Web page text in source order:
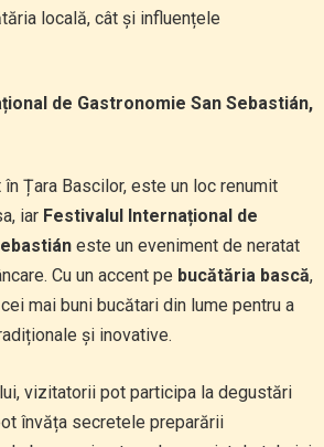
locală, cât și influențele
de Gastronomie San Sebastián,
Țara Bascilor, este un loc renumit
iar Festivalul Internațional de
este un eveniment de neratat
Cu un accent pe bucătăria bască,
mai buni bucătari din lume pentru a
și inovative.
vizitatorii pot participa la degustări
învăța secretele preparării